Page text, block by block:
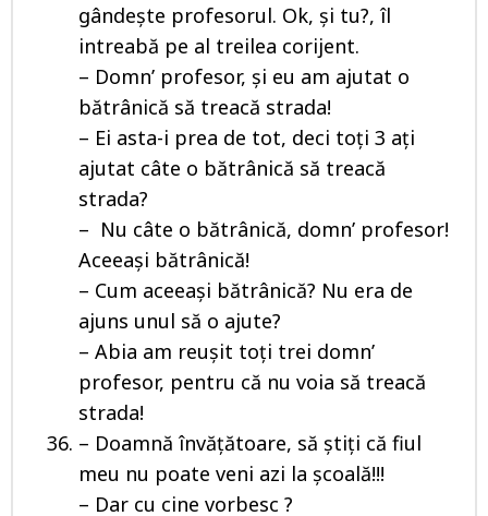
gândește profesorul. Ok, și tu?, îl
intreabă pe al treilea corijent.
– Domn’ profesor, și eu am ajutat o
bătrânică să treacă strada!
– Ei asta-i prea de tot, deci toți 3 ați
ajutat câte o bătrânică să treacă
strada?
– Nu câte o bătrânică, domn’ profesor!
Aceeași bătrânică!
– Cum aceeași bătrânică? Nu era de
ajuns unul să o ajute?
– Abia am reușit toți trei domn’
profesor, pentru că nu voia să treacă
strada!
– Doamnă învăţătoare, să ştiţi că fiul
meu nu poate veni azi la şcoală!!!
– Dar cu cine vorbesc ?